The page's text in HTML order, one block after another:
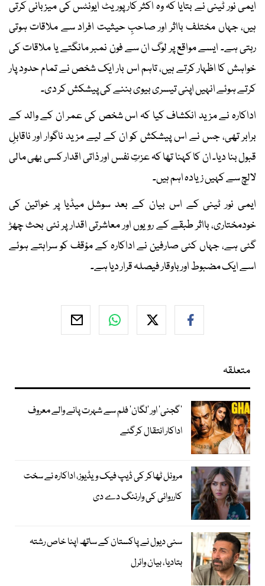
ایمی نور ٹینی نے بتایا کہ وہ اکثر کارپوریٹ ایونٹس کی میزبانی کرتی
ہیں، جہاں مختلف بااثر اور صاحبِ حیثیت افراد سے ملاقات ہوتی
رہتی ہے۔ ایسے مواقع پر لوگ ان سے فون نمبر مانگتے یا ملاقات کی
خواہش کا اظہار کرتے ہیں، تاہم اس بار ایک شخص نے تمام حدود پار
کرتے ہوئے انہیں اپنی تیسری بیوی بننے کی پیشکش کر دی۔
اداکارہ نے مزید انکشاف کیا کہ اس شخص کی عمر ان کے والد کے
برابر تھی، جس نے اس پیشکش کو ان کے لیے مزید ناگوار اور ناقابلِ
قبول بنا دیا۔ ان کا کہنا تھا کہ عزتِ نفس اور ذاتی اقدار کسی بھی مالی
لالچ سے کہیں زیادہ اہم ہیں۔
ایمی نور ٹینی کے اس بیان کے بعد سوشل میڈیا پر خواتین کی
خودمختاری، بااثر طبقے کے رویوں اور معاشرتی اقدار پر نئی بحث چھڑ
گئی ہے، جہاں کئی صارفین نے اداکارہ کے مؤقف کو سراہتے ہوئے
اسے ایک مضبوط اور باوقار فیصلہ قرار دیا ہے۔
متعلقہ
’گجنی‘ اور ’لگان‘ فلم سے شہرت پانے والے معروف
اداکار انتقال کرگئے
مرونل ٹھاکر کی ڈیپ فیک ویڈیوز، اداکارہ نے سخت
کارروائی کی وارننگ دے دی
سنی دیول نے پاکستان کے ساتھ اپنا خاص رشتہ
بتادیا، بیان وائرل